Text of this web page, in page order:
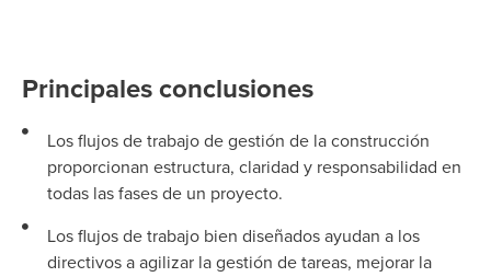
Principales conclusiones
Los flujos de trabajo de gestión de la construcción
proporcionan estructura, claridad y responsabilidad en
todas las fases de un proyecto.
Los flujos de trabajo bien diseñados ayudan a los
directivos a agilizar la gestión de tareas, mejorar la